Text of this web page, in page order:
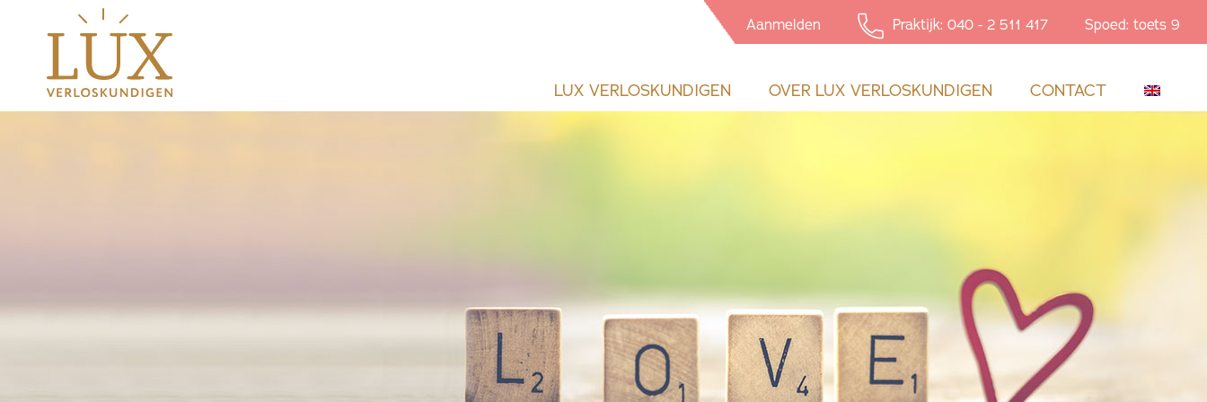
Aanmelden Praktijk: 040 - 2 511 417 Spoed: toets 9
LUX VERLOSKUNDIGEN OVER LUX VERLOSKUNDIGEN CONTACT